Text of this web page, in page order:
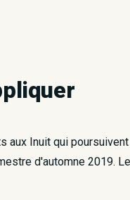
aux Inuit qui
d'automne 2019.